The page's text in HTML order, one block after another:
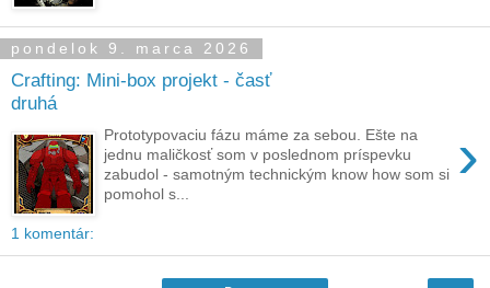
pondelok 9. marca 2026
Crafting: Mini-box projekt - časť
druhá
›
Prototypovaciu fázu máme za sebou. Ešte na
jednu maličkosť som v poslednom príspevku
zabudol - samotným technickým know how som si
pomohol s...
1 komentár: